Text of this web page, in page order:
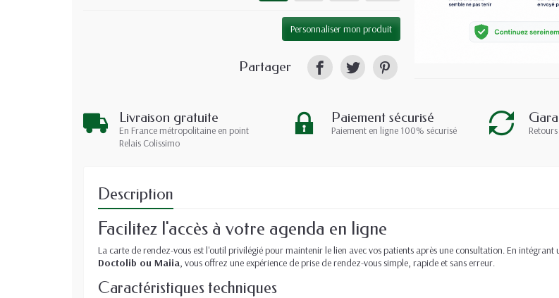
Personnaliser mon produit
Partager
Livraison gratuite
En France métropolitaine en point
Relais Colissimo
Paiement sécurisé
Paiement en ligne 100% sécurisé
Description
Facilitez l'accès à votre agenda en ligne
La carte de rendez-vous est l'outil privilégié pour maintenir le lien avec vos patients après une consultation. En intégrant
Doctolib ou Maiia, vous offrez une expérience de prise de rendez-vous simple, rapide et sans erreur.
Caractéristiques techniques